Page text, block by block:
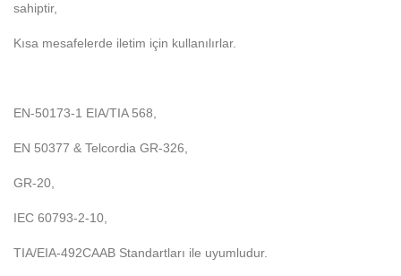
sahiptir,
Kısa mesafelerde iletim için kullanılırlar.
EN-50173-1 EIA/TIA 568,
EN 50377 & Telcordia GR-326,
GR-20,
IEC 60793-2-10,
TIA/EIA-492CAAB Standartları ile uyumludur.